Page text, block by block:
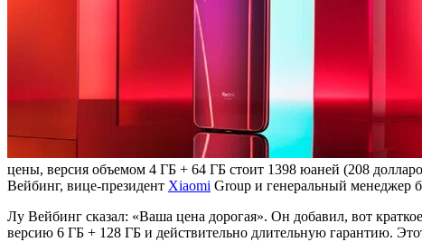
цены, версия объемом 4 ГБ + 64 ГБ стоит 1398 юаней (208
Вейбинг, вице-президент Xiaomi Group и генеральный менеджер
Лу Вейбинг сказал: «Ваша цена дорогая». Он добавил, вот
версию 6 ГБ + 128 ГБ и действительно длительную гарантию.